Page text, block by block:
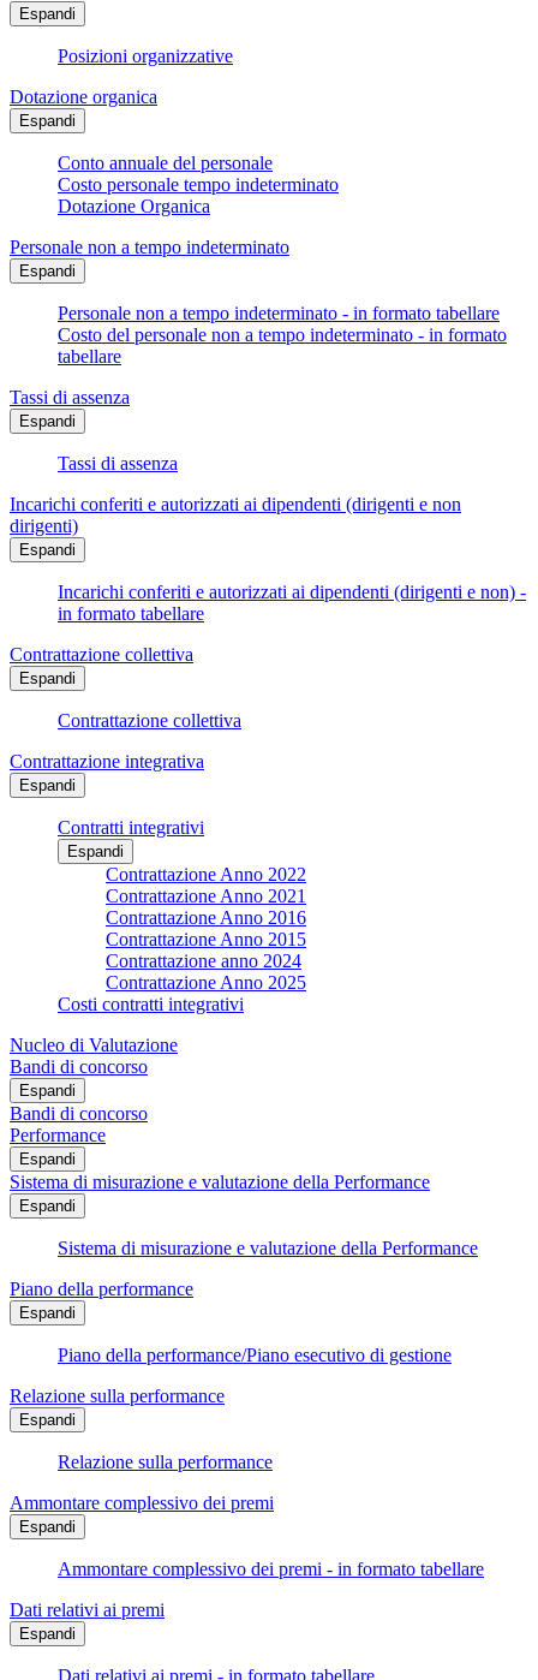
Espandi
Posizioni organizzative
Dotazione organica
Espandi
Conto annuale del personale
Costo personale tempo indeterminato
Dotazione Organica
Personale non a tempo indeterminato
Espandi
Personale non a tempo indeterminato - in formato tabellare
Costo del personale non a tempo indeterminato - in formato
tabellare
Tassi di assenza
Espandi
Tassi di assenza
Incarichi conferiti e autorizzati ai dipendenti (dirigenti e non
dirigenti)
Espandi
Incarichi conferiti e autorizzati ai dipendenti (dirigenti e non) -
in formato tabellare
Contrattazione collettiva
Espandi
Contrattazione collettiva
Contrattazione integrativa
Espandi
Contratti integrativi
Espandi
Contrattazione Anno 2022
Contrattazione Anno 2021
Contrattazione Anno 2016
Contrattazione Anno 2015
Contrattazione anno 2024
Contrattazione Anno 2025
Costi contratti integrativi
Nucleo di Valutazione
Bandi di concorso
Espandi
Bandi di concorso
Performance
Espandi
Sistema di misurazione e valutazione della Performance
Espandi
Sistema di misurazione e valutazione della Performance
Piano della performance
Espandi
Piano della performance/Piano esecutivo di gestione
Relazione sulla performance
Espandi
Relazione sulla performance
Ammontare complessivo dei premi
Espandi
Ammontare complessivo dei premi - in formato tabellare
Dati relativi ai premi
Espandi
Dati relativi ai premi - in formato tabellare